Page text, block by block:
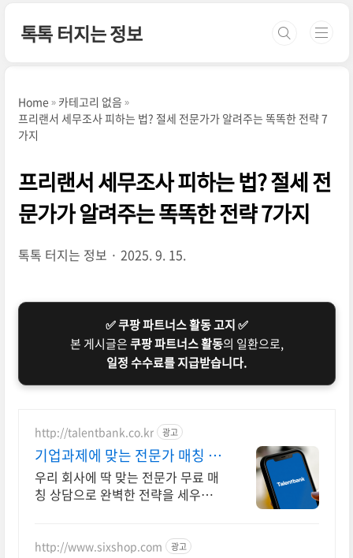
톡톡 터지는 정보
Home
카테고리 없음
프리랜서 세무조사 피하는 법? 절세 전문가가 알려주는 똑똑한 전략 7
가지
프리랜서 세무조사 피하는 법? 절세 전
문가가 알려주는 똑똑한 전략 7가지
톡톡 터지는 정보 2025. 9. 15.
✅ 쿠팡 파트너스 활동 고지 ✅
본 게시글은쿠팡 파트너스 활동의 일환으로,
일정 수수료를 지급받습니다.
http://talentbank.co.kr 광고
기업과제에 맞는 전문가 매칭 분
야별 전문성 검증완료
우리 회사에 딱 맞는 전문가 무료 매
칭 상담으로 완벽한 전략을 세우세
뚫어보세요.
http://www.sixshop.com 광고